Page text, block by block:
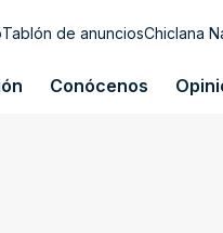
Tablón de anunciosChiclana
Conócenos